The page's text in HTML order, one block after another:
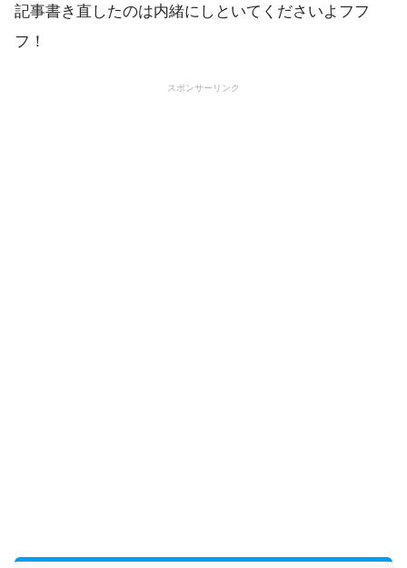
記事書き直したのは内緒にしといてくださいよフフ
フ！
スポンサーリンク